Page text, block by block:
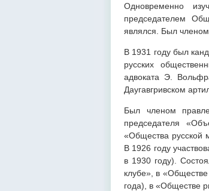
Одновременно
председателем
являлся. Был членом
В 1931 году был
русских
адвоката Э.
Даугавгривском
Был членом
председателя
«Общества русской
В 1926 году
в 1930 году).
клубе», в
года), в «Обществе